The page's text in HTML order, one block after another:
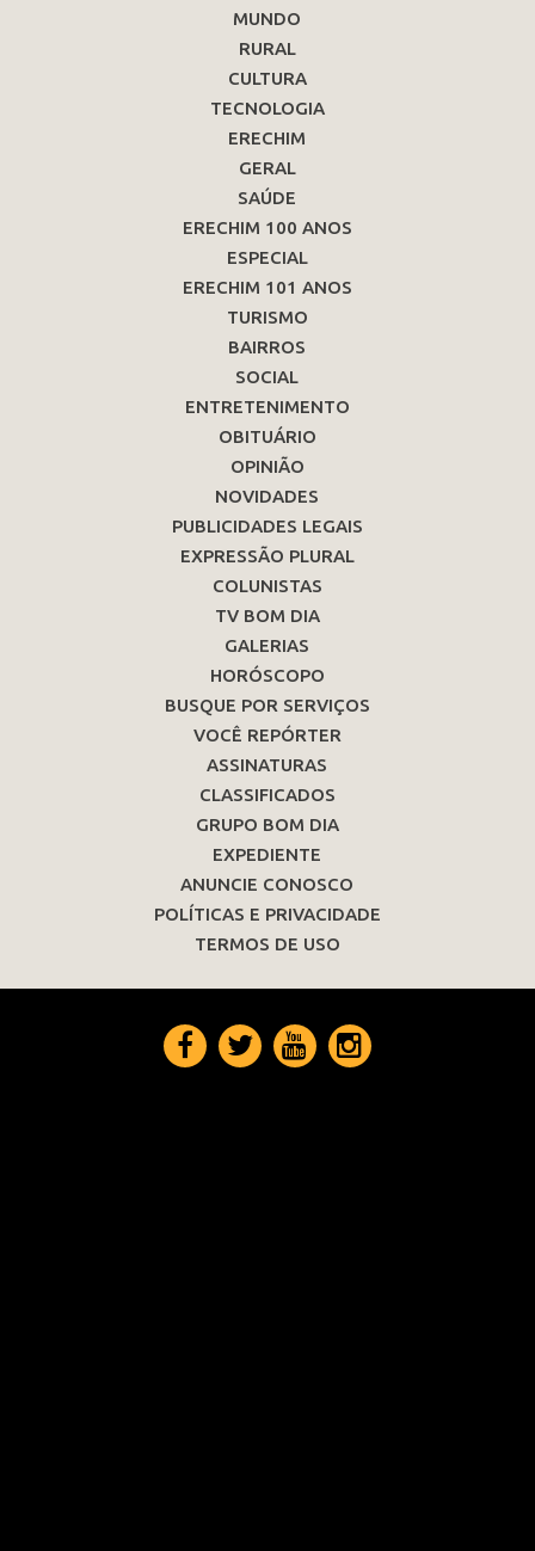
MUNDO
RURAL
CULTURA
TECNOLOGIA
ERECHIM
GERAL
SAÚDE
ERECHIM 100 ANOS
ESPECIAL
ERECHIM 101 ANOS
TURISMO
BAIRROS
SOCIAL
ENTRETENIMENTO
OBITUÁRIO
OPINIÃO
NOVIDADES
PUBLICIDADES LEGAIS
EXPRESSÃO PLURAL
COLUNISTAS
TV BOM DIA
GALERIAS
HORÓSCOPO
BUSQUE POR SERVIÇOS
VOCÊ REPÓRTER
ASSINATURAS
CLASSIFICADOS
GRUPO BOM DIA
EXPEDIENTE
ANUNCIE CONOSCO
POLÍTICAS E PRIVACIDADE
TERMOS DE USO